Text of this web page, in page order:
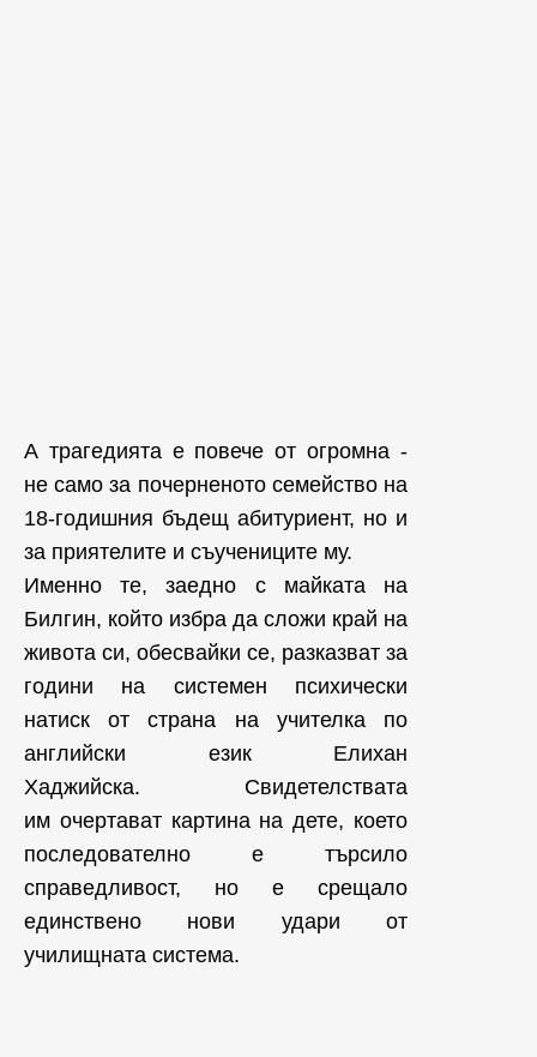
А трагедията е повече от огромна -
не само за почерненото семейство на
18-годишния бъдещ абитуриент, но и
за приятелите и съучениците му.
Именно те, заедно с майката на
Билгин, който избра да сложи край на
живота си, обесвайки се, разказват за
години на системен психически
натиск от страна на учителка по
английски език Елихан
Хаджийска. Свидетелствата
им очертават картина на дете, което
последователно е търсило
справедливост, но е срещало
единствено нови удари от
училищната система.